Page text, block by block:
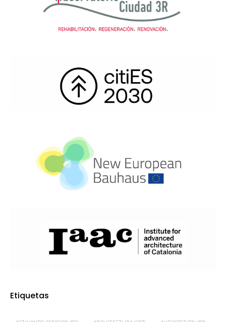
Etiquetas